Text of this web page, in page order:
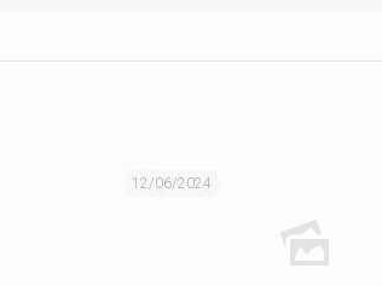
12/06/2024